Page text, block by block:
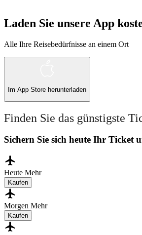
Laden Sie unsere App
Alle Ihre Reisebedürfnisse an einem Ort
Im App Store herunterladen
Finden Sie das günstigste
Sichern Sie sich heute Ihr Ticket
Heute Mehr
Kaufen
Morgen Mehr
Kaufen